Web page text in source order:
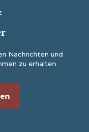
Nachrichten und
zu erhalten